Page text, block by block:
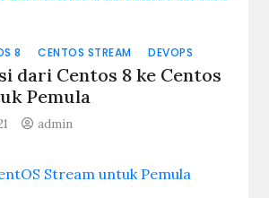
8 CENTOS STREAM DEVOPS
dari Centos 8 ke Centos
Pemula
admin